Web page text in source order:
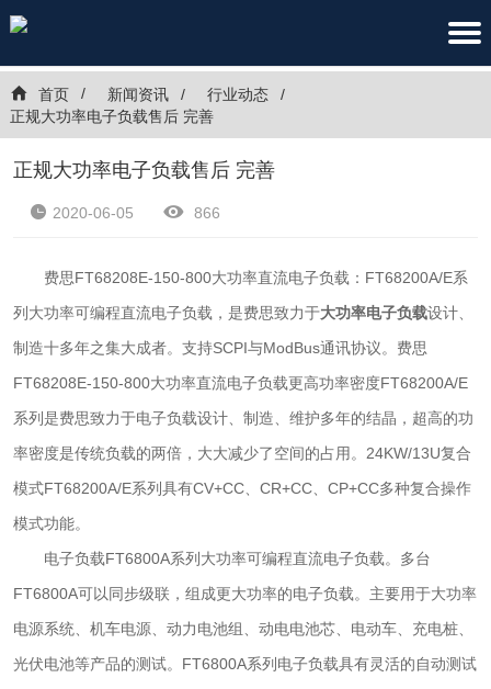
首页 新闻资讯
行业动态
正规大功率电子负载售后 完善
正规大功率电子负载售后 完善
2020-06-05 866
费思FT68208E-150-800大功率直流电子负载：FT68200A/E系
列大功率可编程直流电子负载，是费思致力于大功率电子负载设计、
制造十多年之集大成者。支持SCPI与ModBus通讯协议。费思
FT68208E-150-800大功率直流电子负载更高功率密度FT68200A/E
系列是费思致力于电子负载设计、制造、维护多年的结晶，超高的功
率密度是传统负载的两倍，大大减少了空间的占用。24KW/13U复合
模式FT68200A/E系列具有CV+CC、CR+CC、CP+CC多种复合操作
模式功能。
电子负载FT6800A系列大功率可编程直流电子负载。多台
FT6800A可以同步级联，组成更大功率的电子负载。主要用于大功率
电源系统、机车电源、动力电池组、动电电池芯、电动车、充电桩、
光伏电池等产品的测试。FT6800A系列电子负载具有灵活的自动测试